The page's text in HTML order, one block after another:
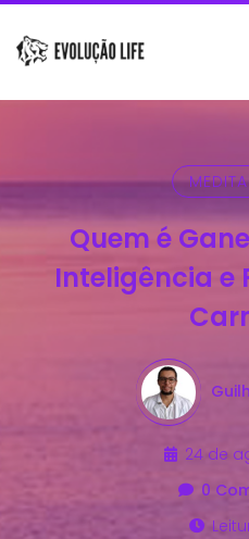
Quem é
Inteligência e
24 de
0